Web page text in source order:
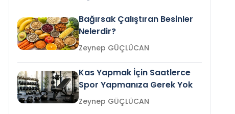
Bağırsak Çalıştıran Besinler
Nelerdir?
Zeynep GÜÇLÜCAN
Kas Yapmak İçin Saatlerce
Spor Yapmanıza Gerek Yok
Zeynep GÜÇLÜCAN